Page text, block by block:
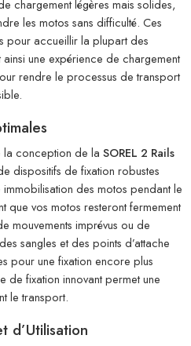
chargement légères mais solides,
les motos sans difficulté. Ces
pour accueillir la plupart des
une expérience de chargement
rendre le processus de transport
la conception de la SOREL 2 Rails
dispositifs de fixation robustes
immobilisation des motos pendant le
que vos motos resteront fermement
mouvements imprévus ou de
sangles et des points d’attache
pour une fixation encore plus
de fixation innovant permet une
le transport.
d’Utilisation